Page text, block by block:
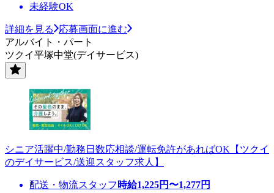
未経験OK
詳細を見る
応募画面に進む
アルバイト・パート
ツクイ平塚中堂(デイサービス)
シニア活躍中/勤務日数応相談/運転免許があればOK【ツクイ
のデイサービス/送迎スタッフ求人】
配送・物流スタッフ 時給1,225円〜1,277円